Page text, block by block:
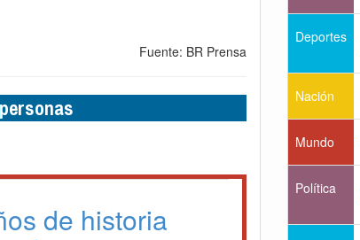
Fuente: BR Prensa
de historia
Deportes
Nación
Mundo
Política